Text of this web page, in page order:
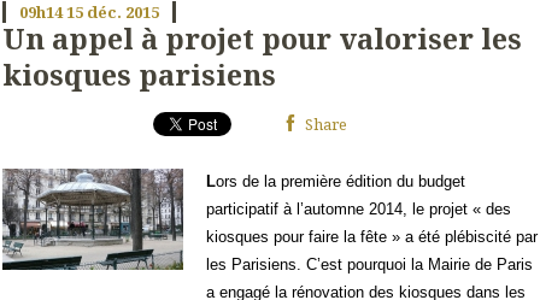
09h1415 déc. 2015
Un appel à projet pour valoriser les
kiosques parisiens
Share
Lors de la première édition du budget
participatif à l’automne 2014, le projet « des
kiosques pour faire la fête » a été plébiscité par
les Parisiens. C’est pourquoi la Mairie de Paris
a engagé la rénovation des kiosques dans les